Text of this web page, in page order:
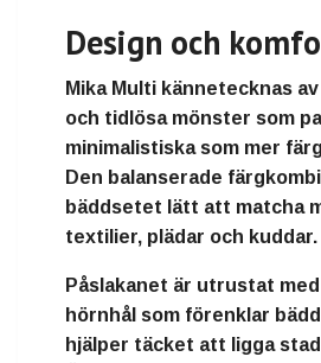
Design och
Mika Multi kännetecknas
och tidlösa mönster som
minimalistiska som mer
Den balanserade
bäddsetet lätt att matcha
textilier, plädar och kuddar.
Påslakanet är utrustat
hörnhål som förenklar
hjälper täcket att ligga